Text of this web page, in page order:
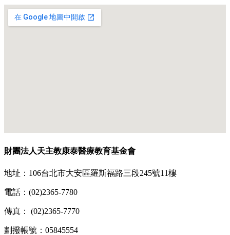
財團法人天主教康泰醫療教育基金會
地址：106台北市大安區羅斯福路三段245號11樓
電話：(02)2365-7780
傳真： (02)2365-7770
劃撥帳號：05845554